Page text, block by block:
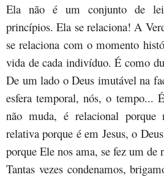
Ela não é um conjunto de
princípios. Ela se relaciona! A
se relaciona com o momento
vida de cada indivíduo. É como
De um lado o Deus imutável na
esfera temporal, nós, o tempo...
não muda, é relacional porque
relativa porque é em Jesus, o
porque Ele nos ama, se fez um de
Tantas vezes condenamos,